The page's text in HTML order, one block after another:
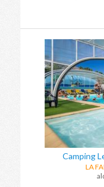
Camping
LA